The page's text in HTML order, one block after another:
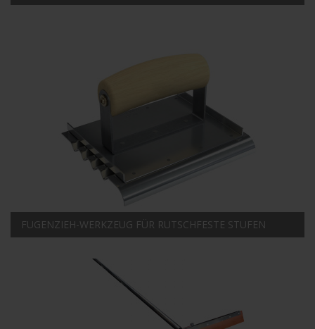
FUGENZIEH-WERKZEUG FÜR RUTSCHFESTE STUFEN